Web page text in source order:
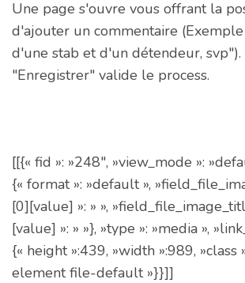
Une page s'ouvre vous offrant la
d'ajouter un commentaire (Exemple
d'une stab et d'un détendeur,
"Enregistrer" valide le process.
[[{« fid »: »248″, »view_mode »:
{« format »: »default »,
[0][value] »: » »,
[value] »: » »}, »type »: »media »,
{« height »:439, »width »:989, »class
element file-default »}}]]